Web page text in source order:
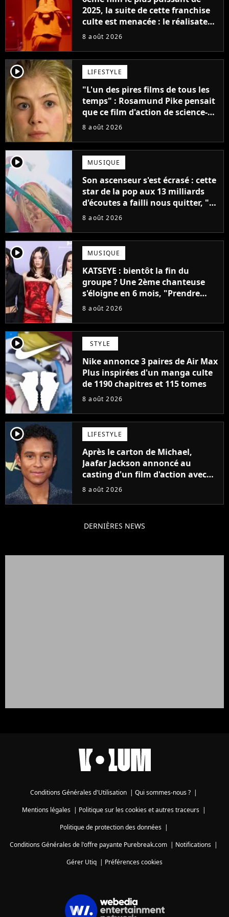
2025, la suite de cette franchise
culte est menacée : le réalisateur
claque la porte pour "différends
8 août 2026
player2 LIFESTYLE
"L'un des pires films de tous les
temps" : Rosamund Pike pensait
que ce film d'action de science-
fiction avec Dwayne Johnson
8 août 2026
player2 MUSIQUE
Son ascenseur s'est écrasé : cette
star de la pop aux 13 milliards
d'écoutes a failli nous quitter, "Je
pensais ne plus jamais chanter"
8 août 2026
player2 MUSIQUE
KATSEYE : bientôt la fin du
groupe ? Une 2ème chanteuse
s'éloigne en 6 mois, "Prendre
cette décision n’a pas été facile"
8 août 2026
player2 STYLE
Nike annonce 3 paires de Air Max
Plus inspirées d'un manga culte
de 1190 chapitres et 115 tomes
8 août 2026
player2 LIFESTYLE
Après le carton de Michael,
Jaafar Jackson annoncé au
casting d'un film d'action avec
Will Smith
8 août 2026
DERNIÈRES NEWS
Conditions Générales d'Utilisation | Qui sommes-nous ? |
Mentions légales| Politique sur les cookies et autres traceurs|
Politique de protection des données|
Conditions Générales de l'offre payante Purebreak.com | Notifications |
Gérer Utiq | Préférences cookies